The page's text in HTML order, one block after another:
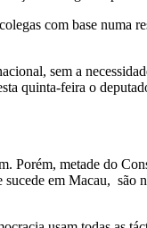
com base
sem a
quinta-feira o
metade do
em Macau,